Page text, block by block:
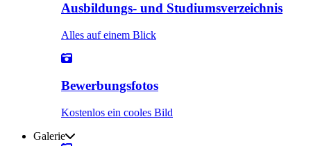
Ausbildungs- und Studiumsverzeichnis
Alles auf einem Blick
Bewerbungsfotos
Kostenlos ein cooles Bild
Galerie